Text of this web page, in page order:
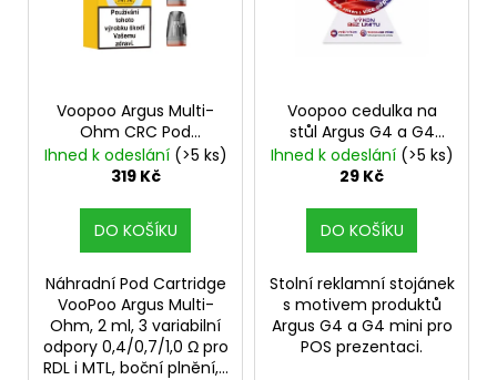
Voopoo Argus Multi-
Ohm CRC Pod
Cartridge 2ml 3ks
Ihned k odeslání (>5 ks)
319 Kč
DO KOŠÍKU
Náhradní Pod Cartridge
VooPoo Argus Multi-
Ohm, 2 ml, 3 variabilní
odpory 0,4/0,7/1,0 Ω pro
RDL i MTL, boční plnění,...
Voopoo cedulka na
stůl Argus G4 a G4
mini
Ihned k odeslání (>5 ks)
29 Kč
DO KOŠÍKU
Stolní reklamní stojánek
s motivem produktů
Argus G4 a G4 mini pro
POS prezentaci.
HLEDAT